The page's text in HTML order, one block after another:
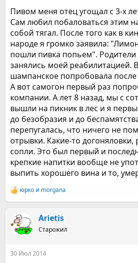
Пивом меня отец угощал с 3-х
Сам любил побаловаться этим
собой тягал. После того как в
народе я громко заявила:
пошли пивка попьем".
занялись моей реабилитацией.
шампанское попробовала
А вот самогон первый раз
компании. А лет 8 назад, мы с
вышли на пикник в лес и я
до безобразия и до
перепугалась, что ничего не
отрывки. Какие-то догоняловки,
сопли. Это был первый и
крепкие напитки вообще не
выпить хорошего вина и то,
Р
е
ц
юрко и morgana
Arietis
Старожил
30 Июл 2014